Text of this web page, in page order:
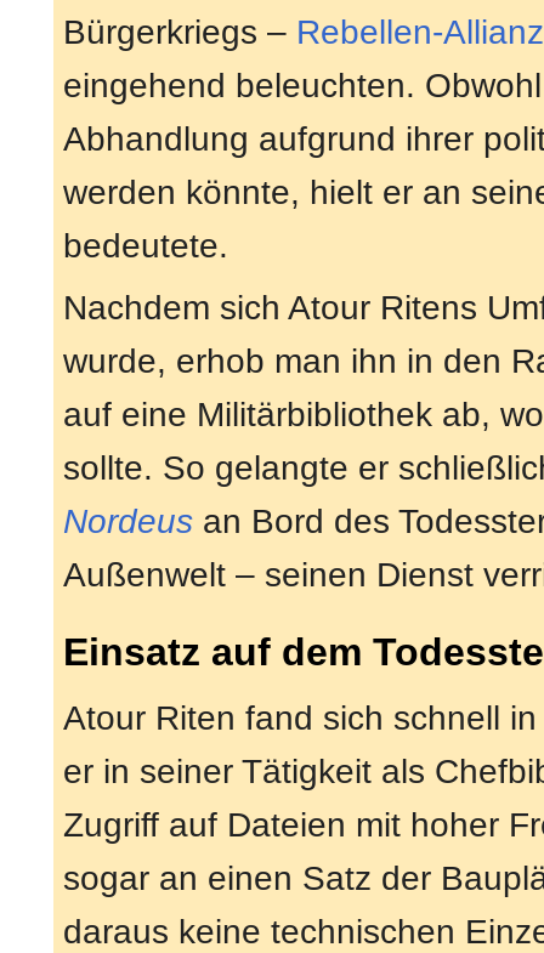
Bürgerkriegs – Rebellen-Allianz
eingehend beleuchten.
Abhandlung aufgrund ihrer
werden könnte, hielt er an
bedeutete.
Nachdem sich Atour Ritens
wurde, erhob man ihn in den
auf eine Militärbibliothek ab,
sollte. So gelangte er
Nordeus an Bord des
Außenwelt – seinen Dienst
Einsatz auf dem
Atour Riten fand sich schnell
er in seiner Tätigkeit als
Zugriff auf Dateien mit hoher
sogar an einen Satz der
daraus keine technischen